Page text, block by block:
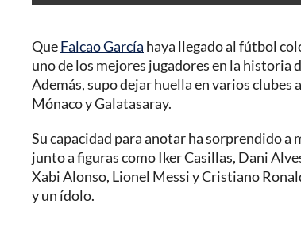
QueFalcao García haya llegado al fútbol
uno de los mejores jugadores en la historia
Además, supo dejar huella en varios
Mónaco y Galatasaray.
Su capacidad para anotar ha sorprendido a
junto a figuras como Iker Casillas, Dani
Xabi Alonso, Lionel Messi y Cristiano
y un ídolo.